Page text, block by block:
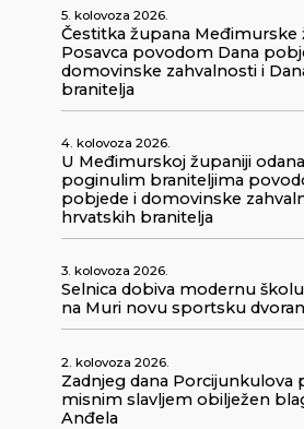
5. kolovoza 2026.
Čestitka župana Međimurske
Posavca povodom Dana
domovinske zahvalnosti i
branitelja
4. kolovoza 2026.
U Međimurskoj županiji
poginulim braniteljima
pobjede i domovinske
hrvatskih branitelja
3. kolovoza 2026.
Selnica dobiva modernu
na Muri novu sportsku
2. kolovoza 2026.
Zadnjeg dana Porcijunkulova
misnim slavljem obilježen
Anđela